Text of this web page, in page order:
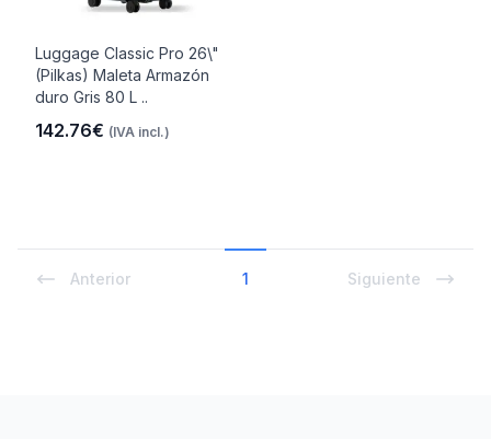
Luggage Classic Pro 26\"
(Pilkas) Maleta Armazón
duro Gris 80 L ..
142.76€ (IVA incl.)
Anterior 1 Siguiente